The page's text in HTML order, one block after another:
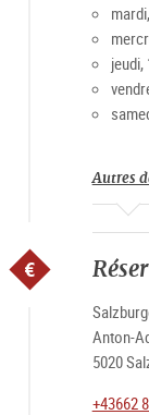
Offres
Pour
avril à
sur la
10% de
Autres
Anton-
5020
+43662